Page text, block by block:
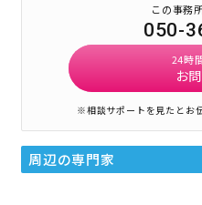
この事務
050-
24時
お
※相談サポートを見たとお
周辺の専門家